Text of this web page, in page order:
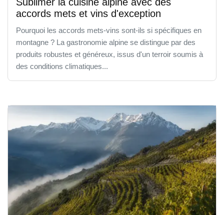
accords mets et vins d'exception
Pourquoi les accords mets-vins sont-ils si spécifiques en
montagne ? La gastronomie alpine se distingue par des
produits robustes et généreux, issus d'un terroir soumis à
des conditions climatiques...